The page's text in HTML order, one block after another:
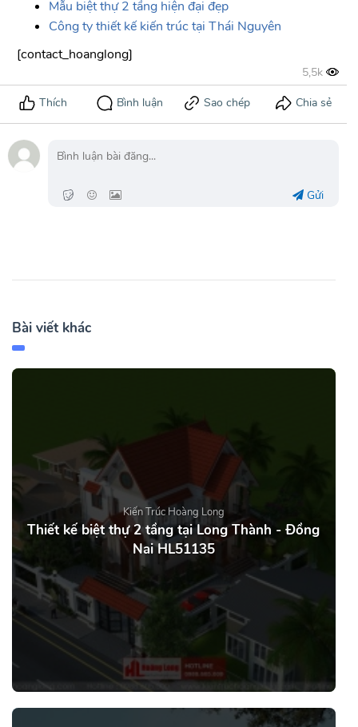
Mẫu biệt thự 2 tầng hiện đại đẹp
Công ty thiết kế kiến trúc tại Thái Nguyên
[contact_hoanglong]
Gửi
Bài viết khác
Kiến Trúc Hoàng Long
Thiết kế biệt thự 2 tầng tại Long Thành - Đồng
Nai HL51135